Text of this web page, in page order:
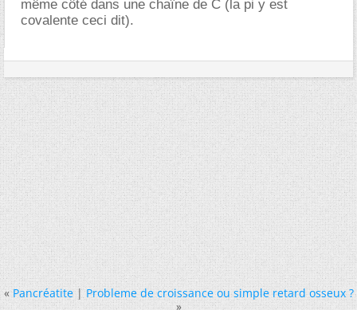
même côté dans une chaîne de C (la pi y est
covalente ceci dit).
« Pancréatite|Probleme de croissance ou simple retard osseux ?
»